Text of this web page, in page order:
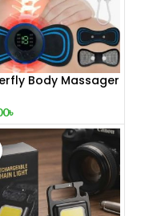
Body Massager
🦋
৳